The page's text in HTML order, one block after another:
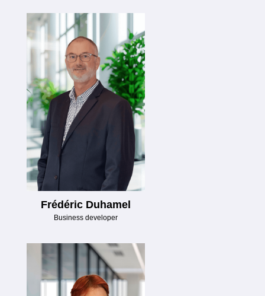
Frédéric Duhamel
Business developer